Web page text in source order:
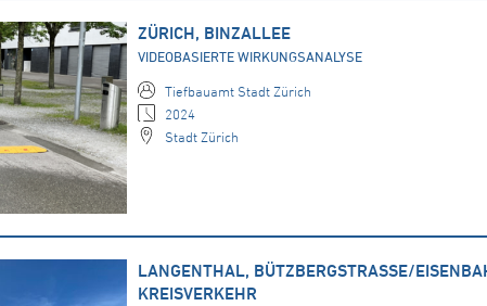
ZÜRICH, BINZALLEE
VIDEOBASIERTE WIRKUNGSANALYSE
Tiefbauamt Stadt Zürich
2024
Stadt Zürich
LANGENTHAL, BÜTZBERGSTRASSE/
KREISVERKEHR